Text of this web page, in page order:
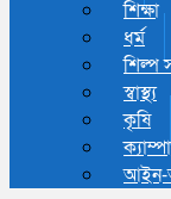
শিক্ষা
ধর্ম
শিল্প
স্বাস্থ্য
কৃষি